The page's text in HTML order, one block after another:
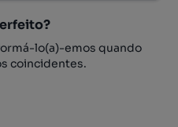
lo(a)-emos quando
coincidentes.